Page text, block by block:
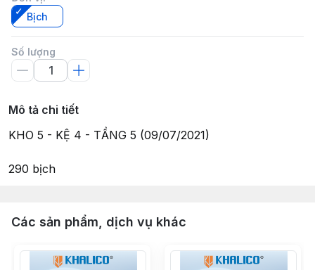
Bịch
Số lượng
Mô tả chi tiết
KHO 5 - KỆ 4 - TẦNG 5 (09/07/2021)
290 bịch
Các sản phẩm, dịch vụ khác